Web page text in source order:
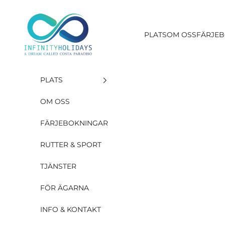
INFINITY HOLIDAYS SAS
PLATSOM OSS
PLATS
OM OSS
FÄRJEBOKNINGAR
RUTTER & SPORT
TJÄNSTER
FÖR ÄGARNA
INFO & KONTAKT